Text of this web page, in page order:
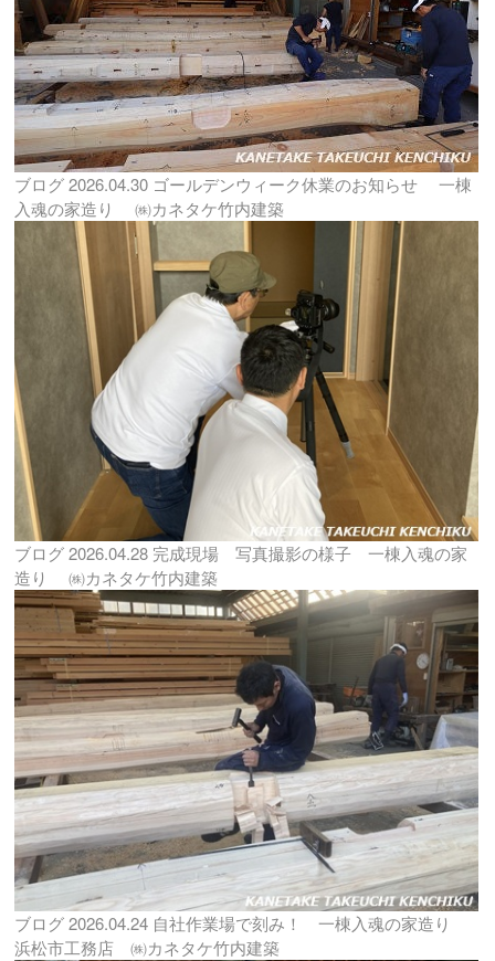
ブログ2026.04.30 ゴールデンウィーク休業のお知らせ 一棟
入魂の家造り ㈱カネタケ竹内建築
ブログ2026.04.28 完成現場 写真撮影の様子 一棟入魂の家
造り ㈱カネタケ竹内建築
ブログ2026.04.24 自社作業場で刻み！ 一棟入魂の家造り
浜松市工務店 ㈱カネタケ竹内建築